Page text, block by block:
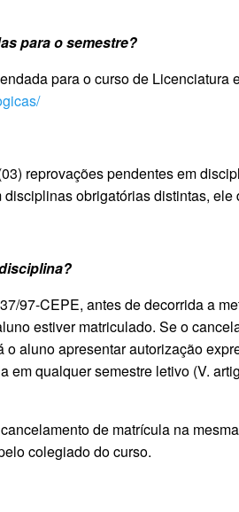
para o semestre?
para o curso de
reprovações pendentes em
obrigatórias distintas,
97-CEPE, antes de decorrida a
estiver matriculado. Se o
aluno apresentar autorização
em qualquer semestre letivo (V.
de matrícula na
colegiado do curso.